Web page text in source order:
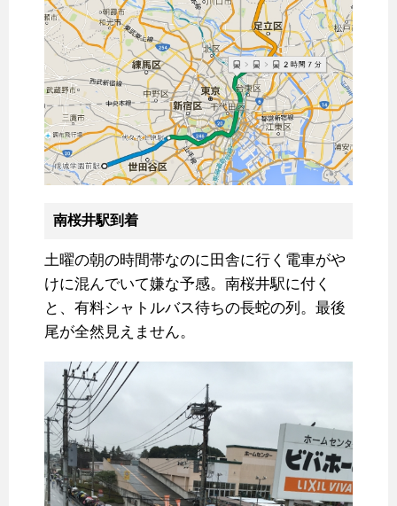
南桜井駅到着
土曜の朝の時間帯なのに田舎に行く電車がや
けに混んでいて嫌な予感。南桜井駅に付く
と、有料シャトルバス待ちの長蛇の列。最後
尾が全然見えません。